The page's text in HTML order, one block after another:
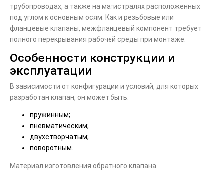
трубопроводах, а также на магистралях расположенных
под углом к основным осям. Как и резьбовые или
фланцевые клапаны, межфланцевый компонент требует
полного перекрывания рабочей среды при монтаже.
Особенности конструкции и
эксплуатации
В зависимости от конфигурации и условий, для которых
разработан клапан, он может быть:
пружинным;
пневматическим;
двухстворчатым;
поворотным.
Материал изготовления обратного клапана